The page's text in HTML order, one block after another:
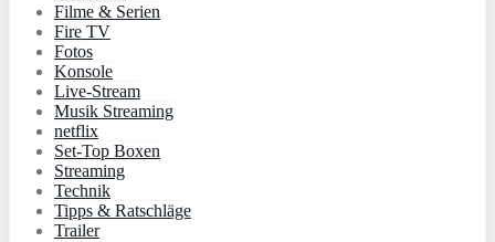
Filme & Serien
Fire TV
Fotos
Konsole
Live-Stream
Musik Streaming
netflix
Set-Top Boxen
Streaming
Technik
Tipps & Ratschläge
Trailer